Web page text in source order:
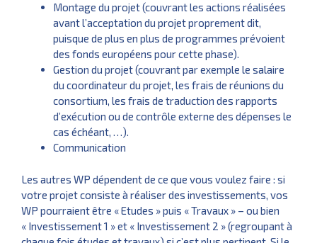
Montage du projet (couvrant les actions réalisées
avant l’acceptation du projet proprement dit,
puisque de plus en plus de programmes prévoient
des fonds européens pour cette phase).
Gestion du projet (couvrant par exemple le salaire
du coordinateur du projet, les frais de réunions du
consortium, les frais de traduction des rapports
d’exécution ou de contrôle externe des dépenses le
cas échéant, …).
Communication
Les autres WP dépendent de ce que vous voulez faire : si
votre projet consiste à réaliser des investissements, vos
WP pourraient être « Etudes » puis « Travaux » – ou bien
« Investissement 1 » et « Investissement 2 » (regroupant à